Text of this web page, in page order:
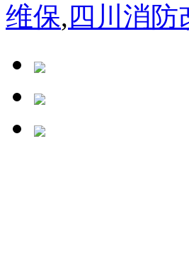
维保, 四川消防